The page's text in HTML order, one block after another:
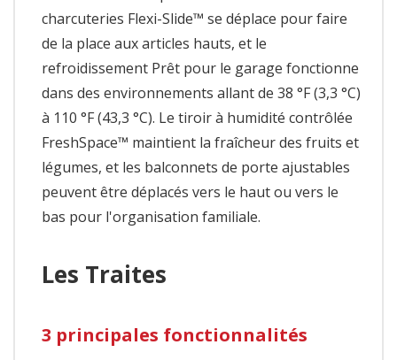
charcuteries Flexi-Slide™ se déplace pour faire
de la place aux articles hauts, et le
refroidissement Prêt pour le garage fonctionne
dans des environnements allant de 38 °F (3,3 °C)
à 110 °F (43,3 °C). Le tiroir à humidité contrôlée
FreshSpace™ maintient la fraîcheur des fruits et
légumes, et les balconnets de porte ajustables
peuvent être déplacés vers le haut ou vers le
bas pour l'organisation familiale.
Les Traites
3 principales fonctionnalités